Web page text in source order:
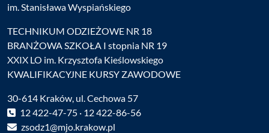
im. Stanisława Wyspiańskiego
TECHNIKUM ODZIEŻOWE NR 18
BRANŻOWA SZKOŁA I stopnia NR 19
XXIX LO im. Krzysztofa Kieślowskiego
KWALIFIKACYJNE KURSY ZAWODOWE
30-614 Kraków, ul. Cechowa 57
12 422-47-75 · 12 422-86-56
zsodz1@mjo.krakow.pl